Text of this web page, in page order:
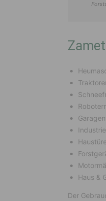
Haus &
Der